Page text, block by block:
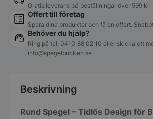
Gratis leverans på beställningar över 599 kr
Offert till företag
Spara dina produkter och få en offert.
Behöver du hjälp?
Ring på tel. 0410 88 02 10 eller skicka ett
info@spegelbutiken.se
Beskrivning
Rund Spegel – Tidlös Design för